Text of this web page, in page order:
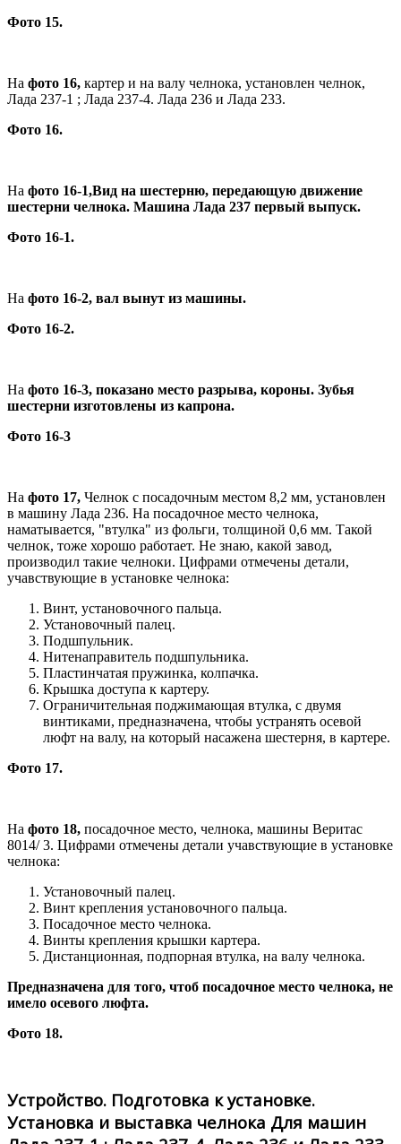
Фото 15.
На фото 16, картер и на валу челнока, установлен челнок,
Лада 237-1 ; Лада 237-4. Лада 236 и Лада 233.
Фото 16.
На фото 16-1,Вид на шестерню, передающую движение
шестерни челнока. Машина Лада 237 первый выпуск.
Фото 16-1.
На фото 16-2, вал вынут из машины.
Фото 16-2.
На фото 16-3, показано место разрыва, короны. Зубья
шестерни изготовлены из капрона.
Фото 16-3
На фото 17, Челнок с посадочным местом 8,2 мм, установлен
в машину Лада 236. На посадочное место челнока,
наматывается, "втулка" из фольги, толщиной 0,6 мм. Такой
челнок, тоже хорошо работает. Не знаю, какой завод,
производил такие челноки. Цифрами отмечены детали,
учавствующие в установке челнока:
Винт, установочного пальца.
Установочный палец.
Подшпульник.
Нитенаправитель подшпульника.
Пластинчатая пружинка, колпачка.
Крышка доступа к картеру.
Ограничительная поджимающая втулка, с двумя
винтиками, предназначена, чтобы устранять осевой
люфт на валу, на который насажена шестерня, в картере.
Фото 17.
На фото 18, посадочное место, челнока, машины Веритас
8014/ 3. Цифрами отмечены детали учавствующие в установке
челнока:
Установочный палец.
Винт крепления установочного пальца.
Посадочное место челнока.
Винты крепления крышки картера.
Дистанционная, подпорная втулка, на валу челнока.
Предназначена для того, чтоб посадочное место челнока, не
имело осевого люфта.
Фото 18.
Устройство. Подготовка к установке.
Установка и выставка челнока Для машин